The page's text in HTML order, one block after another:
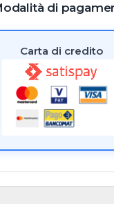
di
Carta di credito